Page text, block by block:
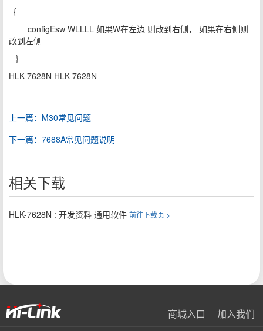
{
configEsw WLLLL 如果W在左边 则改到右侧， 如果在右侧则
改到左侧
}
HLK-7628N HLK-7628N
上一篇：M30常见问题
下一篇：7688A常见问题说明
相关下载
HLK-7628N : 开发资料 通用软件 前往下载页 >
商城入口 加入我们